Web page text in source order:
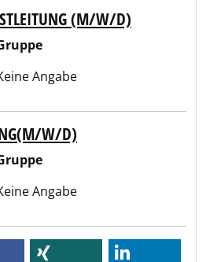
(M/W/D)
Angabe
W/D)
Angabe